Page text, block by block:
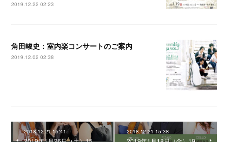
2019.12.22 02:23
角田峻史：室内楽コンサートのご案内
2019.12.02 02:38
2018.12.21 15:41 2018.12.21 15:38